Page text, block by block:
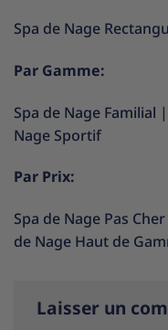
Spa de Nage
Par Gamme:
Spa de Nage Familial |
Nage Sportif
Par Prix:
Spa de Nage Pas Cher
de Nage Haut de
Laisser un